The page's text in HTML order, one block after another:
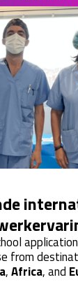
from
,Africa, and